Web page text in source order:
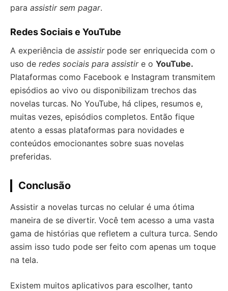
para assistir sem pagar.
Redes Sociais e YouTube
A experiência de assistirpode ser enriquecida com o
uso de redes sociais para assistire o YouTube.
Plataformas como Facebook e Instagram transmitem
episódios ao vivo ou disponibilizam trechos das
novelas turcas. No YouTube, há clipes, resumos e,
muitas vezes, episódios completos. Então fique
atento a essas plataformas para novidades e
conteúdos emocionantes sobre suas novelas
preferidas.
Conclusão
Assistir a novelas turcas no celular é uma ótima
maneira de se divertir. Você tem acesso a uma vasta
gama de histórias que refletem a cultura turca. Sendo
assim isso tudo pode ser feito com apenas um toque
na tela.
Existem muitos aplicativos para escolher, tanto